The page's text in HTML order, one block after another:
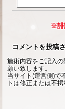
※誹
コメントを投稿
施術内容をご記入
願い致します。
当サイト(運営側)で
トは修正または不